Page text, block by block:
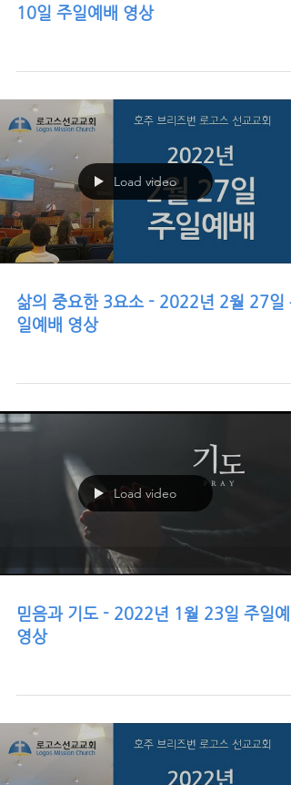
10일 주일예배 영상
Load video
삶의 중요한 3요소 - 2022년 2월 27일
일예배 영상
Load video
믿음과 기도 - 2022년 1월 23일 주일예
영상